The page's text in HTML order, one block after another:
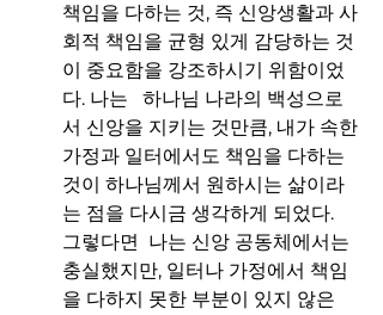
책임을 다하는 것, 즉 신앙생활과 사
회적 책임을 균형 있게 감당하는 것
이 중요함을 강조하시기 위함이었
다. 나는   하나님 나라의 백성으로
서 신앙을 지키는 것만큼, 내가 속한
가정과 일터에서도 책임을 다하는
것이 하나님께서 원하시는 삶이라
는 점을 다시금 생각하게 되었다.
그렇다면  나는 신앙 공동체에서는
충실했지만, 일터나 가정에서 책임
을 다하지 못한 부분이 있지 않은